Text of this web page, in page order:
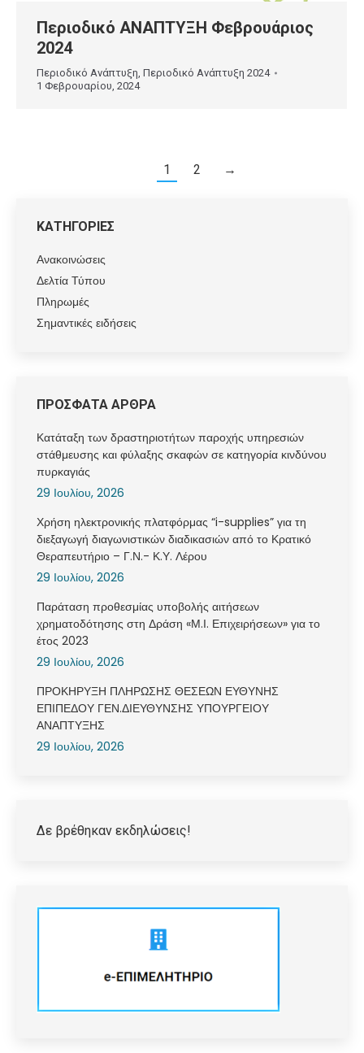
Περιοδικό ΑΝΑΠΤΥΞΗ Φεβρουάριος
2024
Περιοδικό Ανάπτυξη, Περιοδικό Ανάπτυξη 2024
1 Φεβρουαρίου, 2024
1 2 →
ΚΑΤΗΓΟΡΙΕΣ
Ανακοινώσεις
Δελτία Τύπου
Πληρωμές
Σημαντικές ειδήσεις
ΠΡΟΣΦΑΤΑ ΑΡΘΡΑ
Κατάταξη των δραστηριοτήτων παροχής υπηρεσιών
στάθμευσης και φύλαξης σκαφών σε κατηγορία κινδύνου
πυρκαγιάς
29 Ιουλίου, 2026
Χρήση ηλεκτρονικής πλατφόρμας “i-supplies” για τη
διεξαγωγή διαγωνιστικών διαδικασιών από το Κρατικό
Θεραπευτήριο – Γ.Ν.- Κ.Υ. Λέρου
29 Ιουλίου, 2026
Παράταση προθεσμίας υποβολής αιτήσεων
χρηματοδότησης στη Δράση «Μ.Ι. Επιχειρήσεων» για το
έτος 2023
29 Ιουλίου, 2026
ΠΡΟΚΗΡΥΞΗ ΠΛΗΡΩΣΗΣ ΘΕΣΕΩΝ ΕΥΘΥΝΗΣ
ΕΠΙΠΕΔΟΥ ΓΕΝ.ΔΙΕΥΘΥΝΣΗΣ ΥΠΟΥΡΓΕΙΟΥ
ΑΝΑΠΤΥΞΗΣ
29 Ιουλίου, 2026
Δε βρέθηκαν εκδηλώσεις!